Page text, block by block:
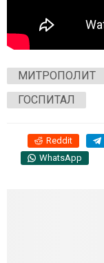
МИТРОПОЛИТ
ГОСПИТАЛ
Reddit
WhatsApp